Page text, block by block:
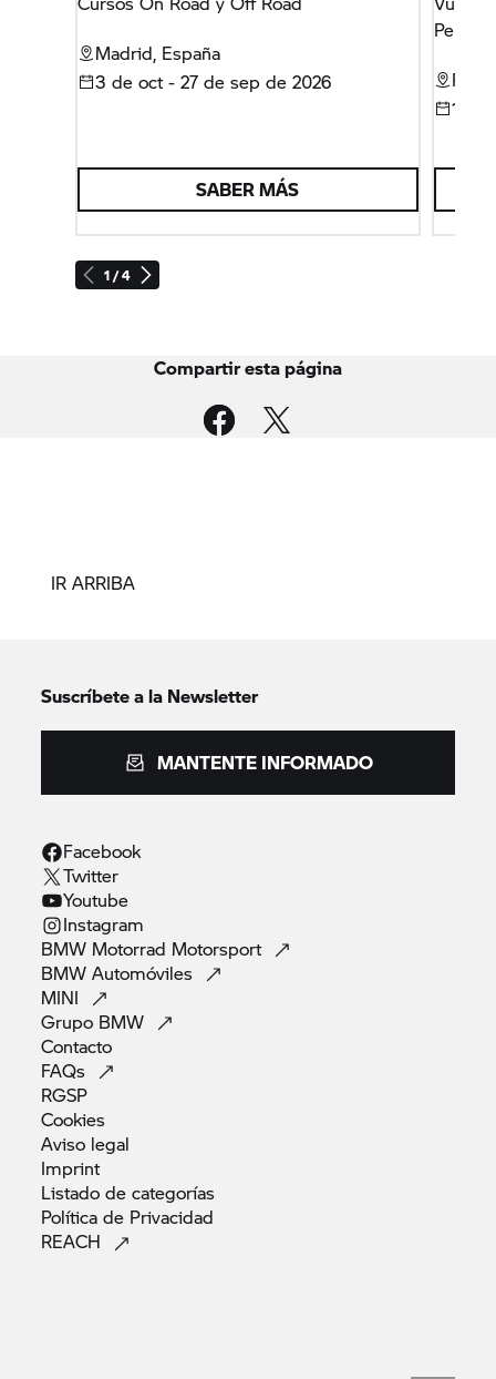
1 / 4
Madrid, España
3 de oct - 27 de sep de 2026
SABER MÁS
16 -
Compartir esta página
IR ARRIBA
Suscríbete a la Newsletter
MANTENTE INFORMADO
Facebook
Twitter
Youtube
Instagram
BMW Motorrad Motorsport
BMWAutomóviles
MINI
Grupo BMW
Contacto
FAQs
RGSP
Cookies
Aviso legal
Imprint
Listado decategorías
Política de Privacidad
REACH